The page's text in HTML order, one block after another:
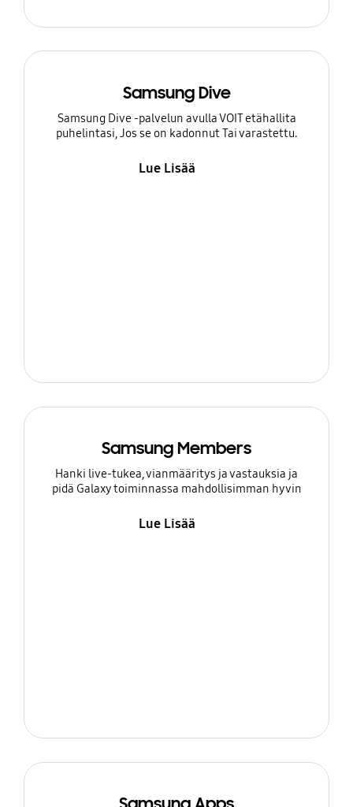
Samsung Dive
Samsung Dive -palvelun avulla VOIT etähallita
puhelintasi, Jos se on kadonnut Tai varastettu.
Lue Lisää
Samsung Members
Hanki live-tukea, vianmääritys ja vastauksia ja
pidä Galaxy toiminnassa mahdollisimman hyvin
Lue Lisää